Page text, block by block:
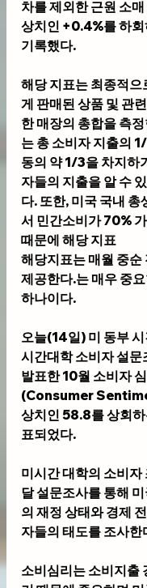
차를 제외한 근원 소
상치인 +0.4%를 하
기록했다.
해당 지표는 최종적으
게 판매된 상품 및 관
한 매장의 총합을 측
는 총 소비자 지출의
동의 약 1/3을 차지하
자들의 지출을 알 수
다. 또한, 미국 국내
서 민간소비가 70%
때문에 해당 지표
해당지표는 매월 중순
제공한다.는 매우 중
하나이다.
오늘(14일) 미 동부
시간대학 소비자 설문
발표한 10월 소비자
(Consumer
상치인 58.8를 상회
표되었다.
미시간 대학의 소비자
달 설문조사를 통해
의 재정 상태와 경제
자들의 태도를 조사한
소비심리는 소비지출